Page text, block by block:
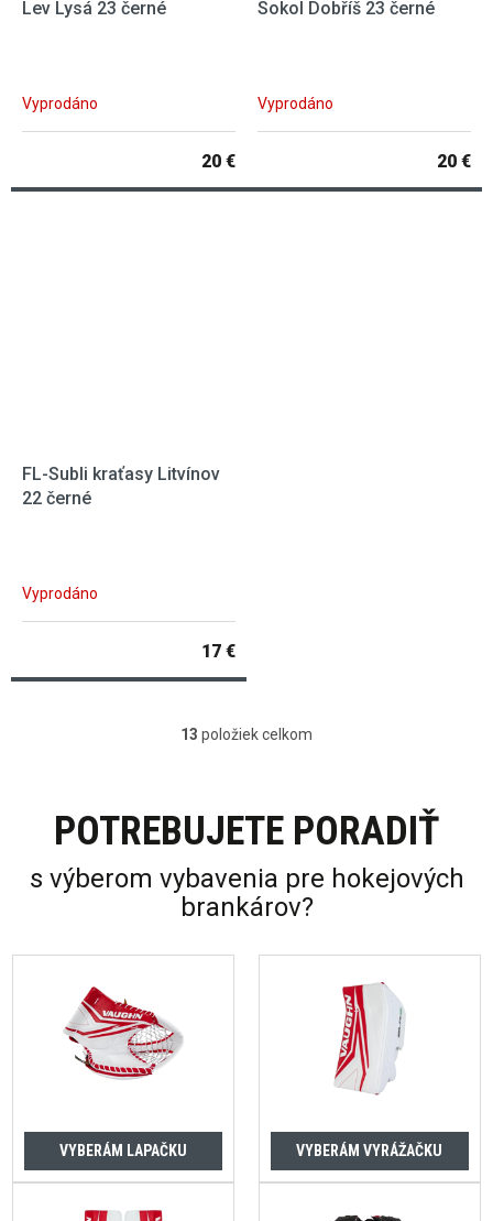
Lev Lysá 23 černé
Vyprodáno
20 €
Sokol Dobříš 23 černé
Vyprodáno
20 €
FL-Subli kraťasy Litvínov
22 černé
Vyprodáno
17 €
Ovládacie prvky výpisu
13 položiek celkom
POTREBUJETE PORADIŤ
s výberom vybavenia pre hokejových
brankárov?
VYBERÁM LAPAČKU VYBERÁM VYRÁŽAČKU